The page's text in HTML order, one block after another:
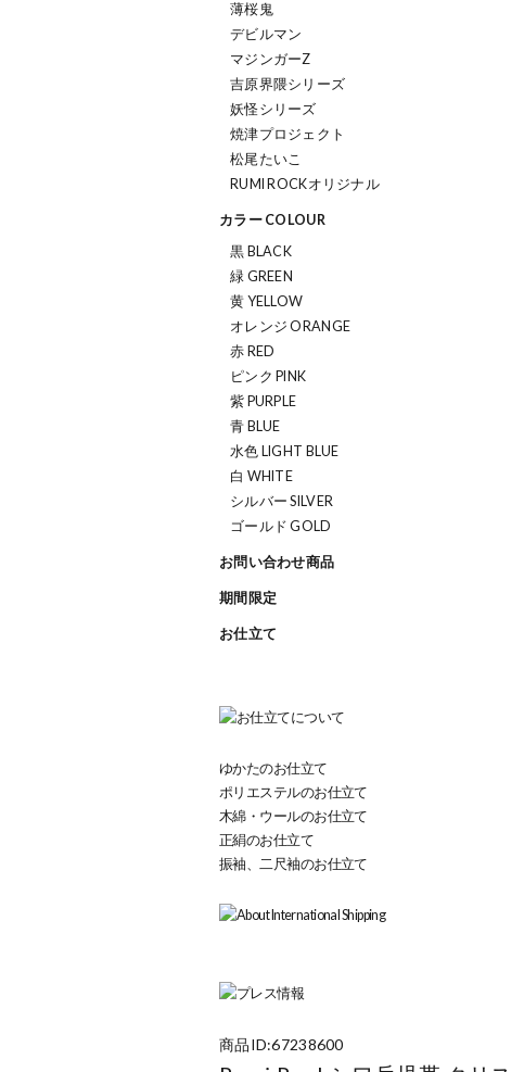
薄桜鬼
デビルマン
マジンガーZ
吉原界隈シリーズ
妖怪シリーズ
焼津プロジェクト
松尾たいこ
RUMI ROCKオリジナル
カラー COLOUR
黒 BLACK
緑 GREEN
黄 YELLOW
オレンジ ORANGE
赤 RED
ピンク PINK
紫 PURPLE
青 BLUE
水色 LIGHT BLUE
白 WHITE
シルバー SILVER
ゴールド GOLD
お問い合わせ商品
期間限定
お仕立て
ゆかたのお仕立て
ポリエステルのお仕立て
木綿・ウールのお仕立て
正絹のお仕立て
振袖、二尺袖のお仕立て
商品ID:67238600